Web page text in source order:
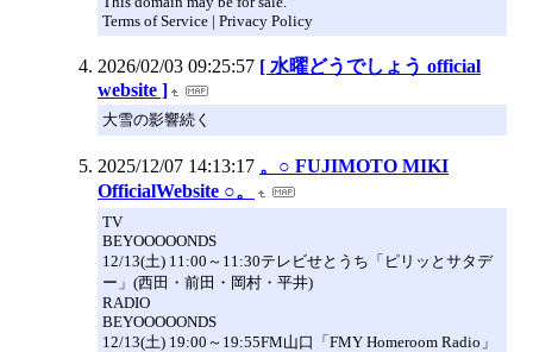
Terms of Service | Privacy Policy
2026/02/03 09:25:57 [ 水曜どうでしょう official
website ]
大雪の影響続く
2025/12/07 14:13:17 。○ FUJIMOTO MIKI
OfficialWebsite ○。
TV
BEYOOOOONDS
12/13(土) 11:00～11:30テレビせとうち「ピリッとサタデ
ー」(西田・前田・岡村・平井)
RADIO
BEYOOOOONDS
12/13(土) 19:00～19:55FM山口「FMY Homeroom Radio」